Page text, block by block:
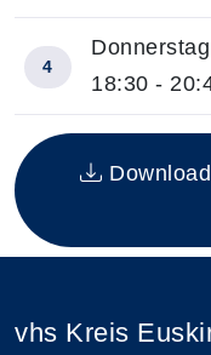
Insgesamt gibt es
4
18:30 -
vhs Kreis